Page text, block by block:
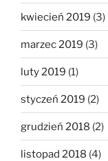
kwiecień 2019 (3)
marzec 2019 (3)
luty 2019 (1)
styczeń 2019 (2)
grudzień 2018 (2)
listopad 2018 (4)